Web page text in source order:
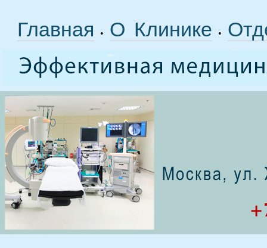
Главная • О Клинике •